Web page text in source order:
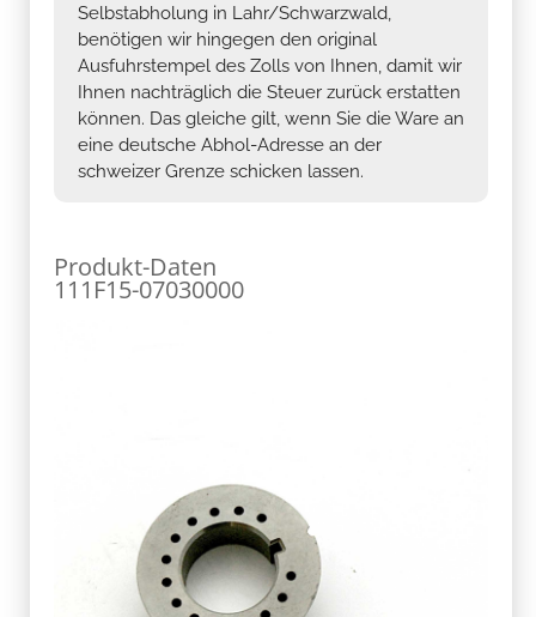
Selbstabholung in Lahr/Schwarzwald,
benötigen wir hingegen den original
Ausfuhrstempel des Zolls von Ihnen, damit wir
Ihnen nachträglich die Steuer zurück erstatten
können. Das gleiche gilt, wenn Sie die Ware an
eine deutsche Abhol-Adresse an der
schweizer Grenze schicken lassen.
Produkt-Daten
111F15-07030000